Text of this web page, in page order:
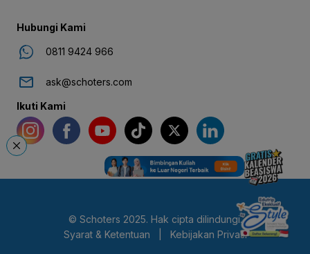
Hubungi Kami
0811 9424 966
ask@schoters.com
Ikuti Kami
© Schoters 2025. Hak cipta dilindungi.
Syarat & Ketentuan
Kebijakan Privasi